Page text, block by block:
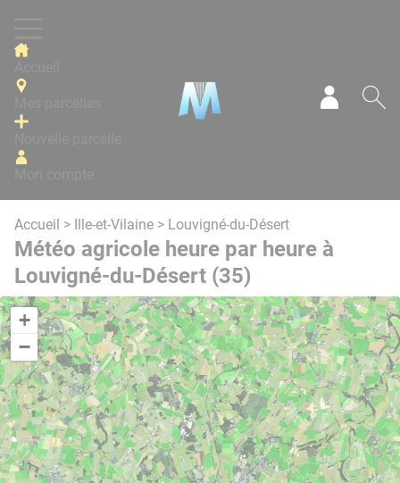
Accueil > Ille-et-Vilaine > Louvigné-du-Désert
Météo agricole heure par heure à
Louvigné-du-Désert (35)
+
−